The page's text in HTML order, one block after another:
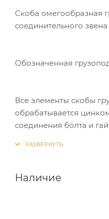
Скоба омегообразная
соединительного
Обозначенная
Все элементы скобы
обрабатывается
соединения болта и
Наличие